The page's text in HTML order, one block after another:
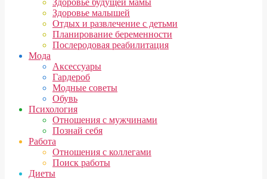
Здоровье будущей мамы
Здоровье малышей
Отдых и развлечение с детьми
Планирование беременности
Послеродовая реабилитация
Мода
Аксессуары
Гардероб
Модные советы
Обувь
Психология
Отношения с мужчинами
Познай себя
Работа
Отношения с коллегами
Поиск работы
Диеты